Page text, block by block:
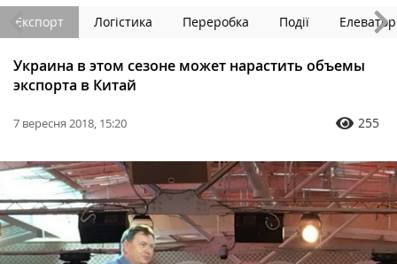
Експорт Логістика Переробка Події
Украина в этом сезоне может нарастить объемы
экспорта в Китай
7 вересня 2018, 15:20 255